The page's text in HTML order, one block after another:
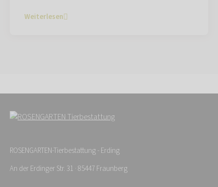
Weiterlesen
ROSENGARTEN-Tierbestattung - Erding
An der Erdinger Str. 31 · 85447 Fraunberg